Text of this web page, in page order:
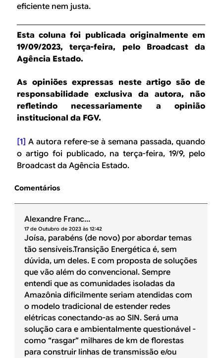
eficiente nem justa.
Esta coluna foi publicada originalmente em
19/09/2023, terça-feira, pelo Broadcast da
Agência Estado.
As opiniões expressas neste artigo são de
responsabilidade exclusiva da autora, não
refletindo necessariamente a opinião
institucional da FGV.
[1] A autora refere-se à semana passada, quando
o artigo foi publicado, na terça-feira, 19/9, pelo
Broadcast da Agência Estado.
Comentários
Alexandre Franc...
17 de Outubro de 2023 às 12:42
Joísa, parabéns (de novo) por abordar temas
tão sensíveis.Transição Energética é, sem
dúvida, um deles. E com proposta de soluções
que vão além do convencional. Sempre
entendi que as comunidades isoladas da
Amazônia dificilmente seriam atendidas com
o modelo tradicional de estender redes
elétricas conectando-as ao SIN. Será uma
solução cara e ambientalmente questionável -
como “rasgar” milhares de km de florestas
para construir linhas de transmissão e/ou